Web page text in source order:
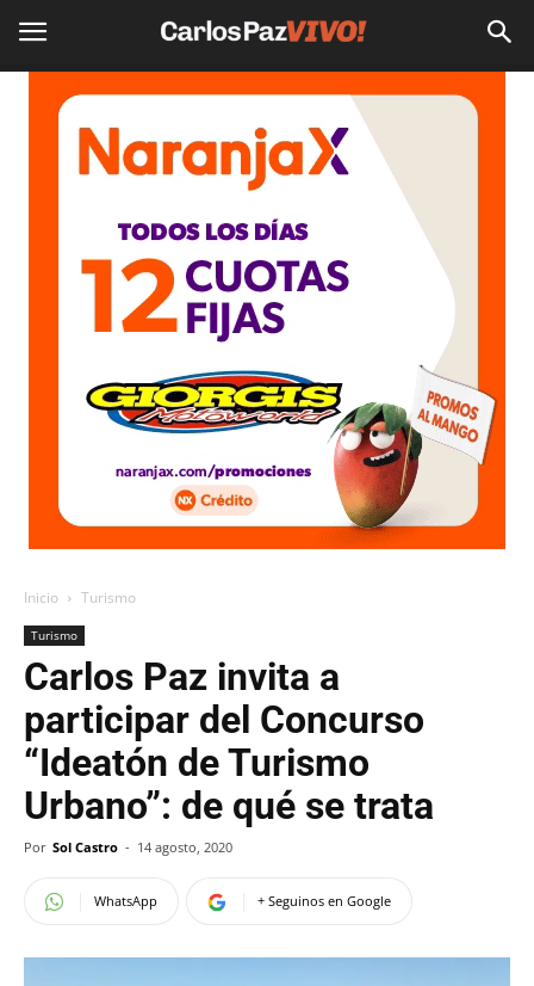
Inicio Turismo
Turismo
Carlos Paz invita a
participar del Concurso
“Ideatón de Turismo
Urbano”: de qué se trata
Por Sol Castro - 14 agosto, 2020
WhatsApp + Seguinos en Google